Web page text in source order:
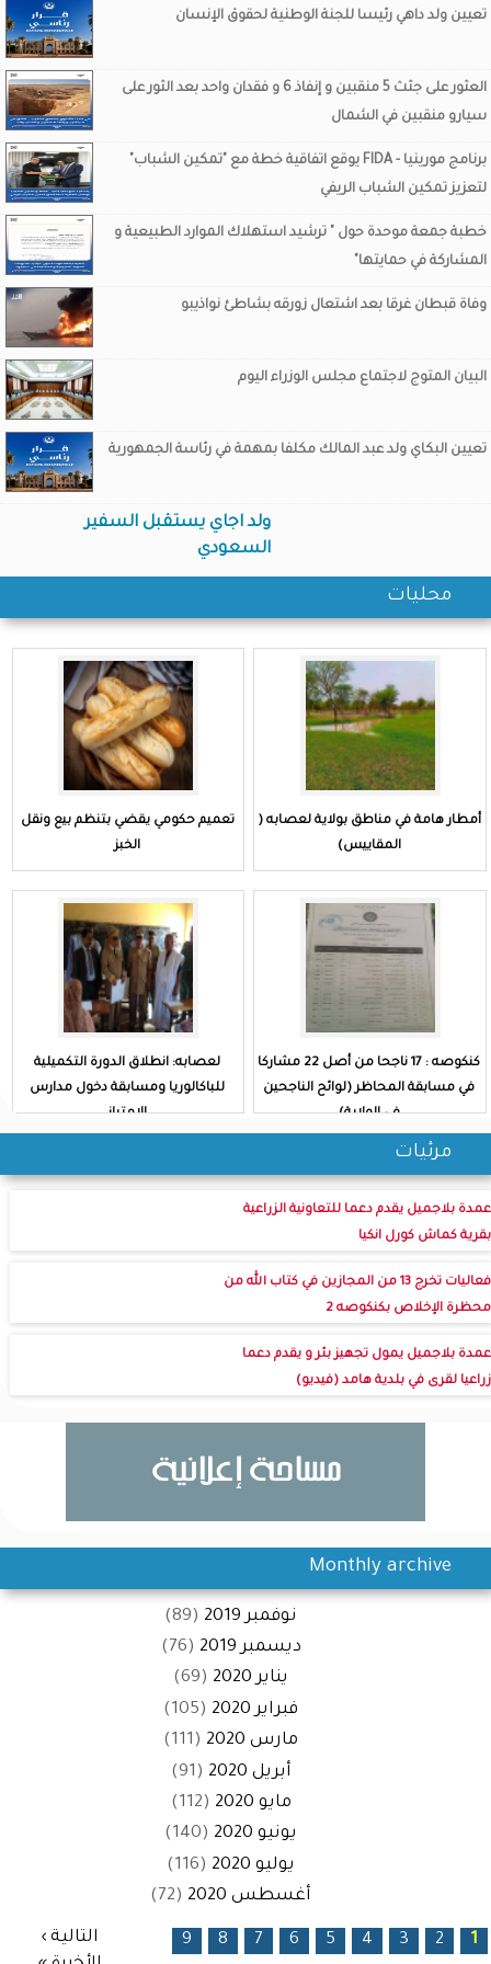
تعيين ولد داهي رئيسا للجنة الوطنية لحقوق الإنسان
العثور على جثث 5 منقبين و إنفاذ 6 و فقدان واحد بعد الثور على
سيارو منقبين في الشمال
برنامج مورينيا - FIDA يوقع اتفاقية خطة مع "تمكين الشباب"
لتعزيز تمكين الشباب الريفي
خطبة جمعة موحدة حول " ترشيد استهلاك الموارد الطبيعية و
المشاركة في حمايتها"
وفاة قبطان غرقا بعد اشتعال زورقه بشاطئ نواذيبو
البيان المتوج لاجتماع مجلس الوزراء اليوم
تعيين البكاي ولد عبد المالك مكلفا بمهمة في رئاسة الجمهورية
ولد اجاي يستقبل السفير
السعودي
محليات
أمطار هامة في مناطق بولاية لعصابه (
المقاييس)
تعميم حكومي يقضي بتنظم بيع ونقل
الخبز
كنكوصه : 17 ناجحا من أصل 22 مشاركا
في مسابقة المحاظر (لوائح الناجحين
في الولاية)
لعصابه: انطلاق الدورة التكميلية
للباكالوريا ومسابقة دخول مدارس
الامتياز
مرئيات
عمدة بلاجميل يقدم دعما للتعاونية الزراعية
بقرية كماش كورل انكيا
فعاليات تخرج 13 من المجازين في كتاب الله من
محظرة الإخلاص بكنكوصه 2
عمدة بلاجميل يمول تجهيز بئر و يقدم دعما
زراعيا لقرى في بلدية هامد (فيديو)
Monthly archive
نوفمبر 2019
(89)
ديسمبر 2019
(76)
يناير 2020
(69)
فبراير 2020
(105)
مارس 2020
(111)
أبريل 2020
(91)
مايو 2020
(112)
يونيو 2020
(140)
يوليو 2020
(116)
أغسطس 2020
(72)
الصفحات
1
2
3
4
5
6
7
8
9
التالية ›